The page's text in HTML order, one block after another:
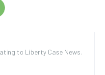
to Liberty Case News.